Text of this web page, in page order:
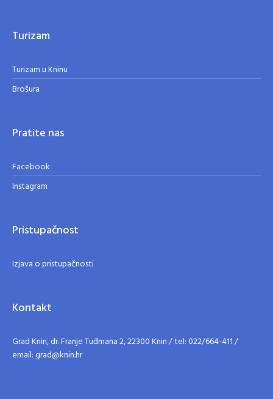
Turizam
Turizam u Kninu
Brošura
Pratite nas
Facebook
Instagram
Pristupačnost
Izjava o pristupačnosti
Kontakt
Grad Knin, dr. Franje Tuđmana 2, 22300 Knin / tel: 022/664-411 /
email: grad@knin.hr